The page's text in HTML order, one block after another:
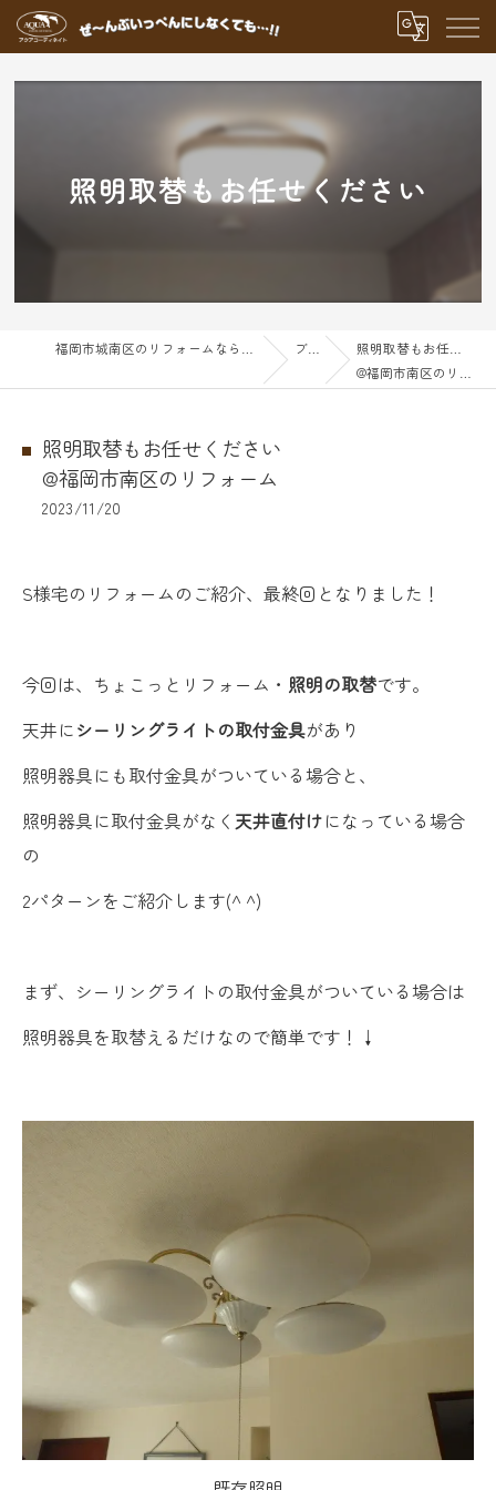
照明取替もお任せください
ブログ
照明取替もお任せください
@福岡市南区のリフォーム
照明取替もお任せください
@福岡市南区のリフォーム
2023/11/20
S様宅のリフォームのご紹介、最終回となりました！
今回は、ちょこっとリフォーム・ 照明の取替です。
天井にシーリングライトの取付金具があり
照明器具にも取付金具がついている場合と、
照明器具に取付金具がなく 天井直付けになっている場合
の
2パターンをご紹介します(^ ^)
まず、シーリングライトの取付金具がついている場合は
照明器具を取替えるだけなので簡単です！↓